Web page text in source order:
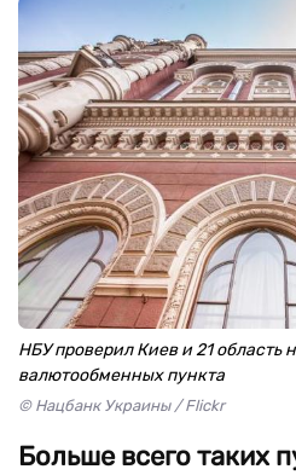
НБУ проверил Киев и 21 область
валютообменных пункта
© Нацбанк Украины / Flickr
Больше всего таких